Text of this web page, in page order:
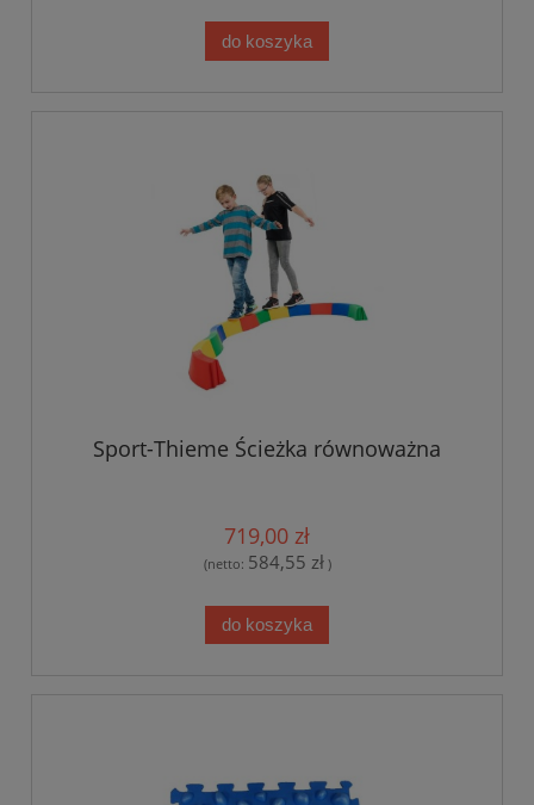
do koszyka
Sport-Thieme Ścieżka równoważna
719,00 zł
(netto: 584,55 zł)
do koszyka